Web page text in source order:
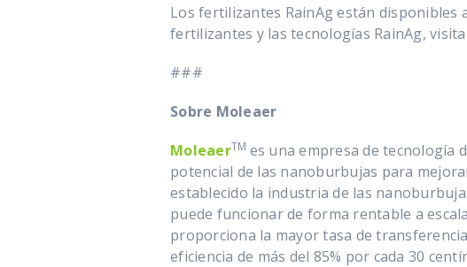
Los fertilizantes RainAg están disponibles
fertilizantes y las tecnologías RainAg, visita
###
Sobre Moleaer
MoleaerTM es una empresa de tecnología
potencial de las nanoburbujas para
establecido la industria de las
puede funcionar de forma rentable a
proporciona la mayor tasa de
eficiencia de más del 85% por cada 30